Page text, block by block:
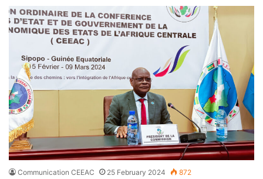
Communication CEEAC 25 February 2024 872